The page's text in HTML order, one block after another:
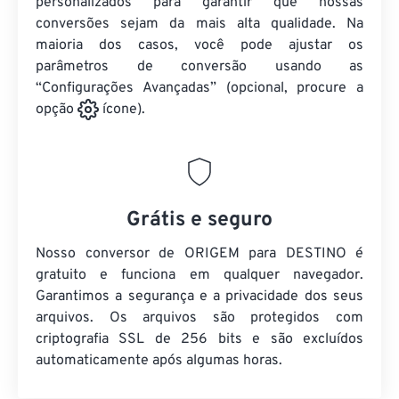
conversões sejam da mais alta qualidade. Na
maioria dos casos, você pode ajustar os
parâmetros de conversão usando as
“Configurações Avançadas” (opcional, procure a
opção
ícone).
Grátis e seguro
Nosso conversor de ORIGEM para DESTINO é
gratuito e funciona em qualquer navegador.
Garantimos a segurança e a privacidade dos seus
arquivos. Os arquivos são protegidos com
criptografia SSL de 256 bits e são excluídos
automaticamente após algumas horas.